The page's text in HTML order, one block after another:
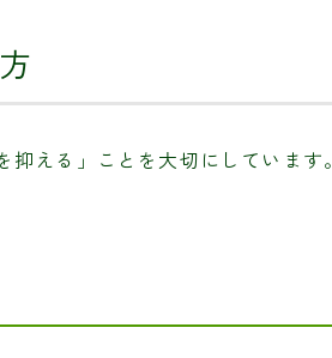
える」ことを大切にしています。